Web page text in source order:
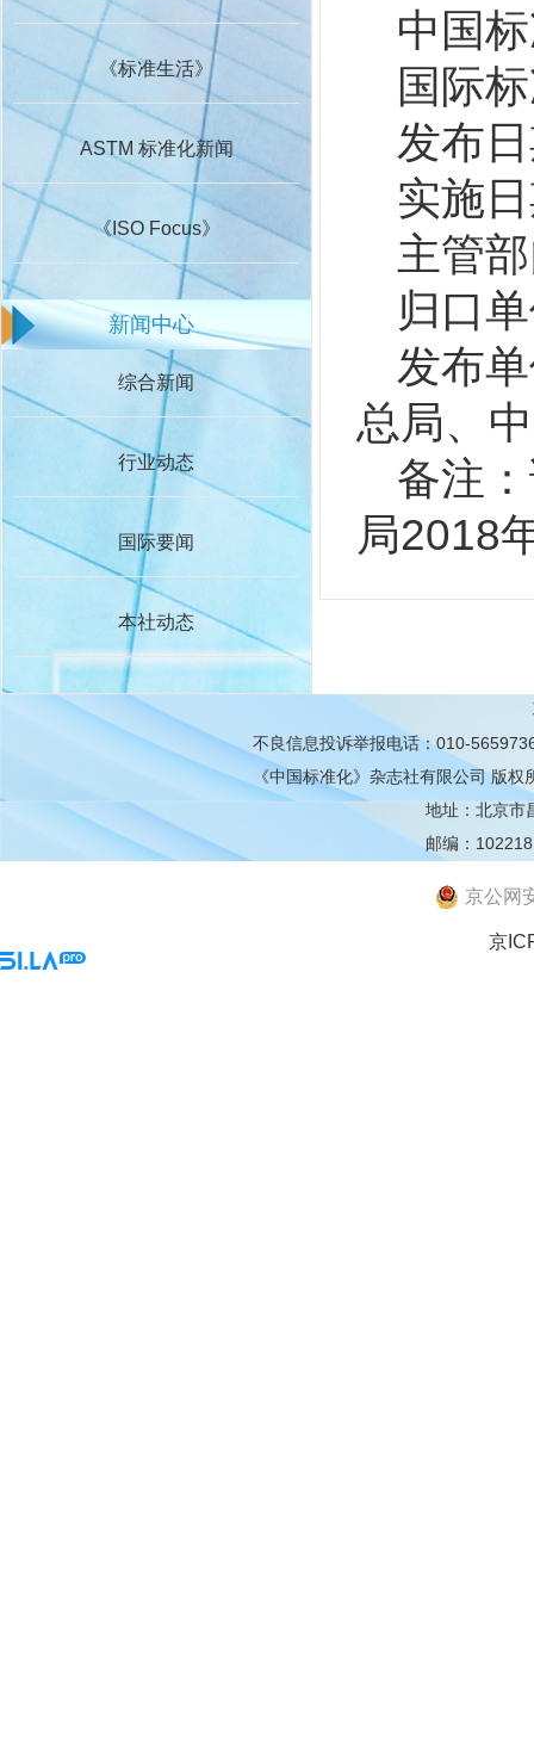
《标准生活》
ASTM 标准化新闻
《ISO Focus》
新闻中心
综合新闻
行业动态
国际要闻
本社动态
中国
国际
发布
实施
主管
归口
发布
总局、
备注
局2018
不良信息投诉举报电话：010-
《中国标准化》杂志社有限公司版权
地址：北京市
邮编：102218
京公网
京